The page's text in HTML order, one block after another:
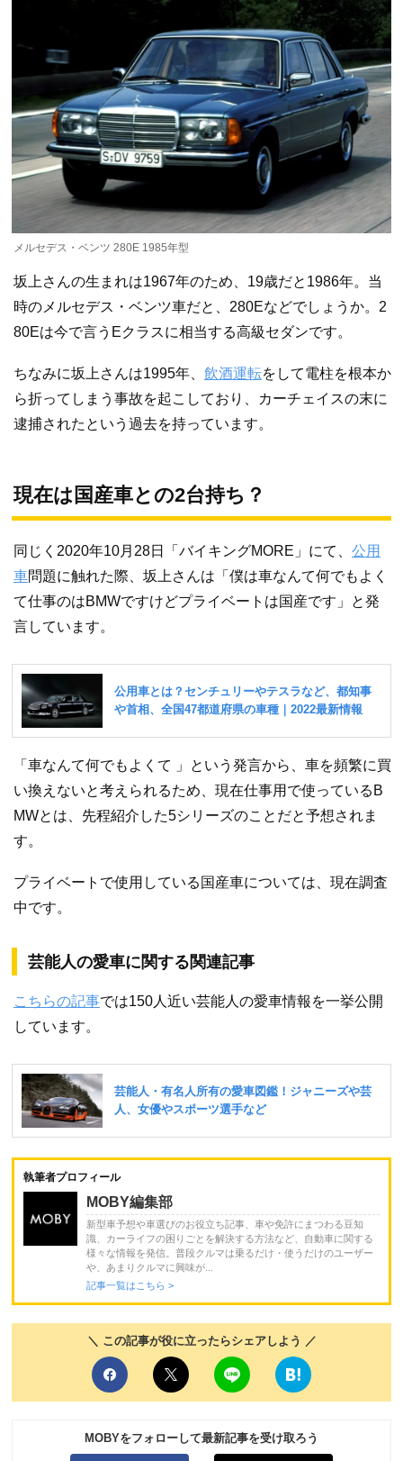
メルセデス・ベンツ 280E 1985年型
坂上さんの生まれは1967年のため、19歳だと1986年。当
時のメルセデス・ベンツ車だと、280Eなどでしょうか。2
80Eは今で言うEクラスに相当する高級セダンです。
ちなみに坂上さんは1995年、 飲酒運転をして電柱を根本か
ら折ってしまう事故を起こしており、カーチェイスの末に
逮捕されたという過去を持っています。
現在は国産車との2台持ち？
同じく2020年10月28日「バイキングMORE」にて、 公用
車問題に触れた際、坂上さんは「僕は車なんて何でもよく
て仕事のはBMWですけどプライベートは国産です」と発
言しています。
「車なんて何でもよくて 」という発言から、車を頻繁に買
い換えないと考えられるため、現在仕事用で使っているB
MWとは、先程紹介した5シリーズのことだと予想されま
す。
プライベートで使用している国産車については、現在調査
中です。
芸能人の愛車に関する関連記事
こちらの記事では150人近い芸能人の愛車情報を一挙公開
しています。
執筆者プロフィール
MOBY編集部
新型車予想や車選びのお役立ち記事、車や免許にまつわる豆知
識、カーライフの困りごとを解決する方法など、自動車に関する
様々な情報を発信。普段クルマは乗るだけ・使うだけのユーザー
や、あまりクルマに興味が...
記事一覧はこちら >
＼ この記事が役に立ったらシェアしよう ／
MOBYをフォローして最新記事を受け取ろう